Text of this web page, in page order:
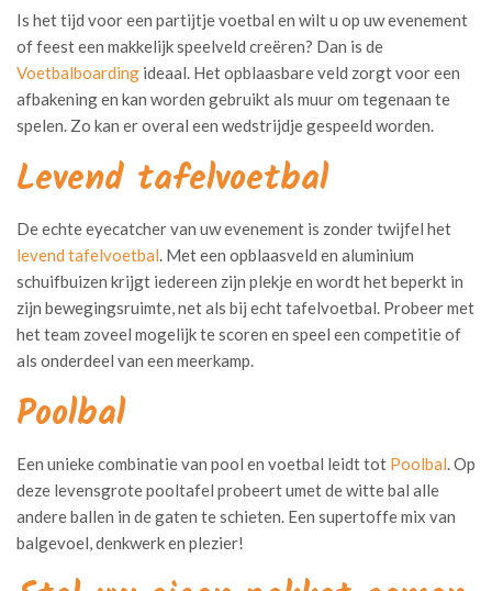
Is het tijd voor een partijtje voetbal en wilt u op uw evenement
of feest een makkelijk speelveld creëren? Dan is de
Voetbalboarding ideaal. Het opblaasbare veld zorgt voor een
afbakening en kan worden gebruikt als muur om tegenaan te
spelen. Zo kan er overal een wedstrijdje gespeeld worden.
Levend tafelvoetbal
De echte eyecatcher van uw evenement is zonder twijfel het
levend tafelvoetbal. Met een opblaasveld en aluminium
schuifbuizen krijgt iedereen zijn plekje en wordt het beperkt in
zijn bewegingsruimte, net als bij echt tafelvoetbal. Probeer met
het team zoveel mogelijk te scoren en speel een competitie of
als onderdeel van een meerkamp.
Poolbal
Een unieke combinatie van pool en voetbal leidt tot Poolbal. Op
deze levensgrote pooltafel probeert umet de witte bal alle
andere ballen in de gaten te schieten. Een supertoffe mix van
balgevoel, denkwerk en plezier!